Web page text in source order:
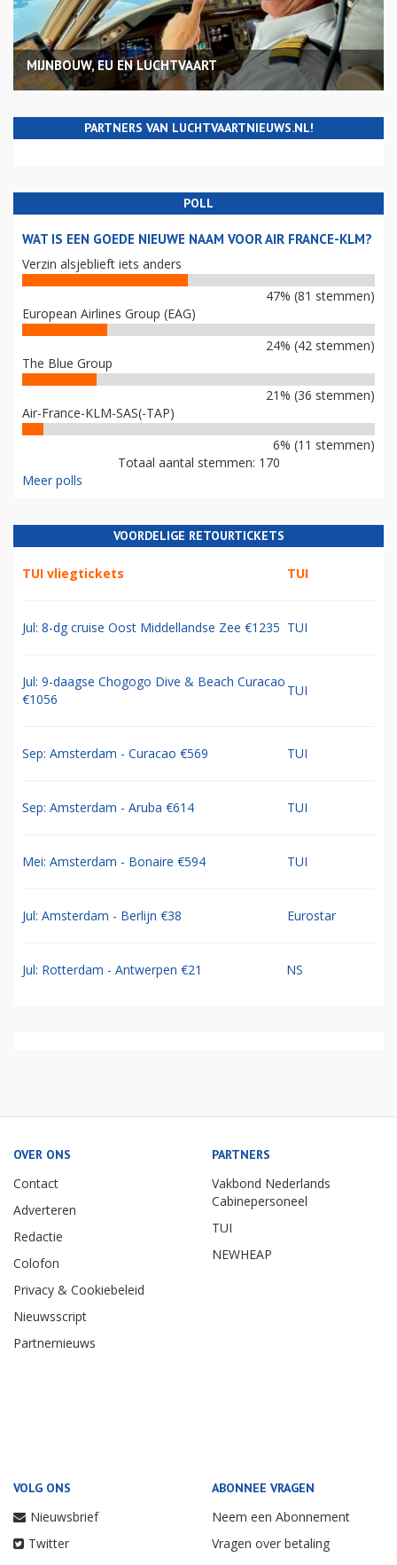
MIJNBOUW, EU EN LUCHTVAART
PARTNERS VAN LUCHTVAARTNIEUWS.NL!
POLL
WAT IS EEN GOEDE NIEUWE NAAM VOOR AIR FRANCE-KLM?
Verzin alsjeblieft iets anders
47% (81 stemmen)
European Airlines Group (EAG)
24% (42 stemmen)
The Blue Group
21% (36 stemmen)
Air-France-KLM-SAS(-TAP)
6% (11 stemmen)
Totaal aantal stemmen: 170
Meer polls
VOORDELIGE RETOURTICKETS
TUI vliegtickets TUI
Jul: 8-dg cruise Oost Middellandse Zee €1235 TUI
Jul: 9-daagse Chogogo Dive & Beach Curacao
€1056
TUI
Sep: Amsterdam - Curacao €569 TUI
Sep: Amsterdam - Aruba €614 TUI
Mei: Amsterdam - Bonaire €594 TUI
Jul: Amsterdam - Berlijn €38 Eurostar
Jul: Rotterdam - Antwerpen €21 NS
OVER ONS
Contact
Adverteren
Redactie
Colofon
Privacy & Cookiebeleid
Nieuwsscript
Partnernieuws
PARTNERS
Vakbond Nederlands
Cabinepersoneel
TUI
NEWHEAP
VOLG ONS
Nieuwsbrief
Twitter
ABONNEE VRAGEN
Neem een Abonnement
Vragen over betaling